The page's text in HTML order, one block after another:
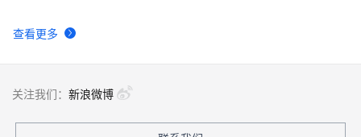
查看更多
关注我们： 新浪微博